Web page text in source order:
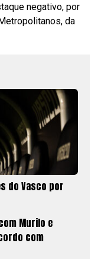
negativo, por
da
do Vasco por
Murilo e
com